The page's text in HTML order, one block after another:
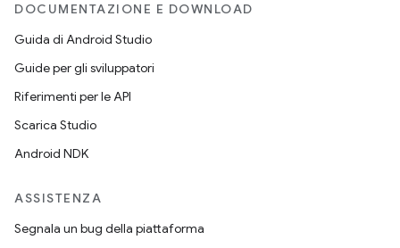
DOCUMENTAZIONE E DOWNLOAD
Guida di Android Studio
Guide per gli sviluppatori
Riferimenti per le API
Scarica Studio
Android NDK
ASSISTENZA
Segnala un bug della piattaforma